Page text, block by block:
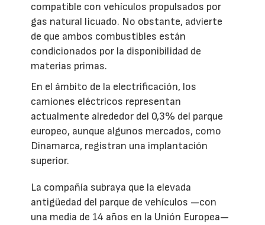
compatible con vehículos propulsados por
gas natural licuado. No obstante, advierte
de que ambos combustibles están
condicionados por la disponibilidad de
materias primas.
En el ámbito de la electrificación, los
camiones eléctricos representan
actualmente alrededor del 0,3% del parque
europeo, aunque algunos mercados, como
Dinamarca, registran una implantación
superior.
La compañía subraya que la elevada
antigüedad del parque de vehículos —con
una media de 14 años en la Unión Europea—